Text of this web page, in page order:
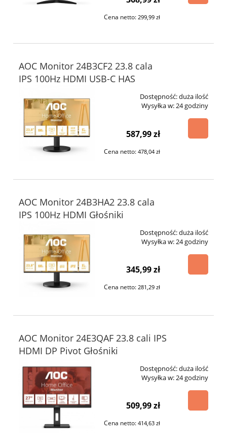
Cena netto:299,99 zł
AOC Monitor 24B3CF2 23.8 cala
IPS 100Hz HDMI USB-C HAS
Dostępność:duża ilość
Wysyłka w:24 godziny
587,99 zł
Cena netto:478,04 zł
AOC Monitor 24B3HA2 23.8 cala
IPS 100Hz HDMI Głośniki
Dostępność:duża ilość
Wysyłka w:24 godziny
345,99 zł
Cena netto:281,29 zł
AOC Monitor 24E3QAF 23.8 cali IPS
HDMI DP Pivot Głośniki
Dostępność:duża ilość
Wysyłka w: 24 godziny
509,99 zł
Cena netto:414,63 zł